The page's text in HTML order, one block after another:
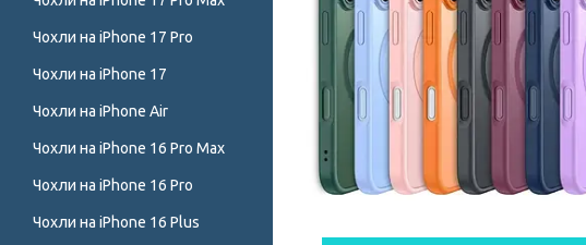
Чохли на iPhone 17 Pro
Чохли на iPhone 17
Чохли на iPhone Air
Чохли на iPhone 16 Pro Max
Чохли на iPhone 16 Pro
Чохли на iPhone 16 Plus